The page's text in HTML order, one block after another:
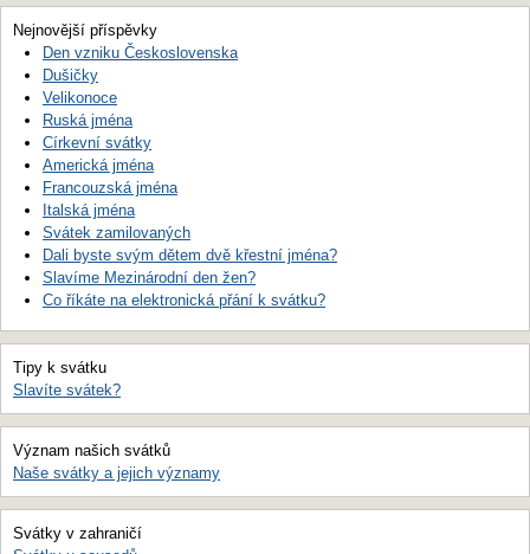
Nejnovější příspěvky
Den vzniku Československa
Dušičky
Velikonoce
Ruská jména
Církevní svátky
Americká jména
Francouzská jména
Italská jména
Svátek zamilovaných
Dali byste svým dětem dvě křestní jména?
Slavíme Mezinárodní den žen?
Co říkáte na elektronická přání k svátku?
Tipy k svátku
Slavíte svátek?
Význam našich svátků
Naše svátky a jejich významy
Svátky v zahraničí